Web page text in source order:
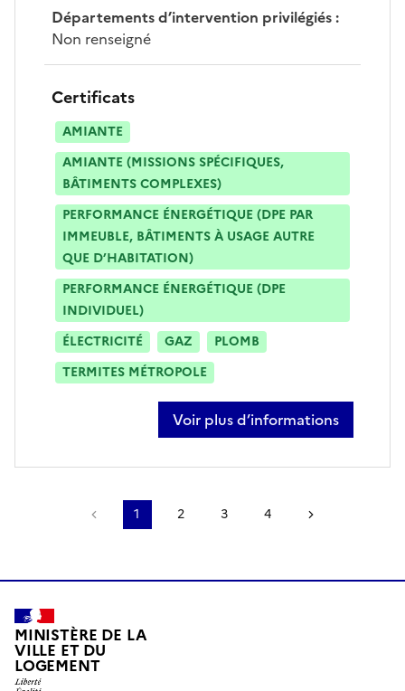
Départements d’intervention privilégiés:
Non renseigné
Certificats
AMIANTE
AMIANTE (MISSIONS SPÉCIFIQUES,
BÂTIMENTS COMPLEXES)
PERFORMANCE ÉNERGÉTIQUE (DPE PAR
IMMEUBLE, BÂTIMENTS À USAGE AUTRE
QUE D’HABITATION)
PERFORMANCE ÉNERGÉTIQUE (DPE
INDIVIDUEL)
ÉLECTRICITÉ
GAZ
PLOMB
TERMITES MÉTROPOLE
Voir plus d’informations
sur sébastien vernine
Page précédente
1 2 3 4
MINISTÈRE DE LA
VILLE ET DU
LOGEMENT